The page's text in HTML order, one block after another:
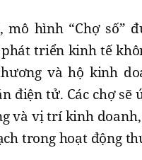
mô hình “Chợ số”
triển kinh tế
và hộ kinh
điện tử. Các chợ sẽ
và vị trí kinh
trong hoạt động